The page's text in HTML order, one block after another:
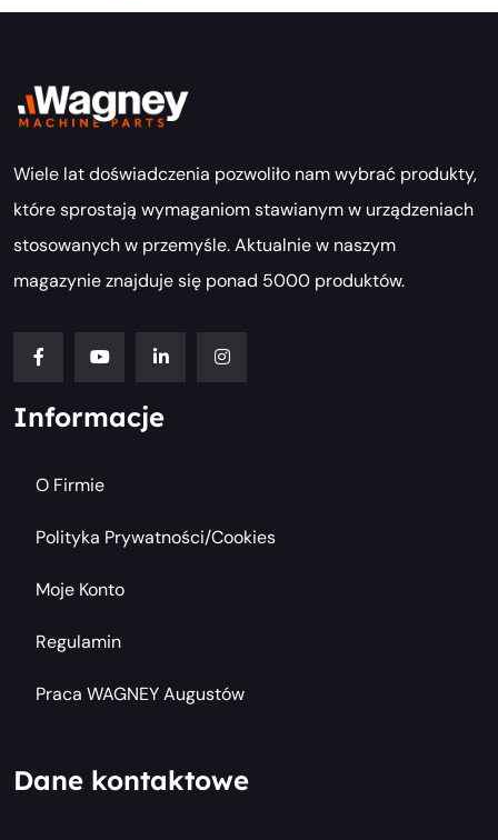
Wiele lat doświadczenia pozwoliło nam wybrać produkty,
które sprostają wymaganiom stawianym w urządzeniach
stosowanych w przemyśle. Aktualnie w naszym
magazynie znajduje się ponad 5000 produktów.
Informacje
O Firmie
Polityka Prywatności/cookies
Moje Konto
Regulamin
Praca WAGNEY Augustów
Dane kontaktowe